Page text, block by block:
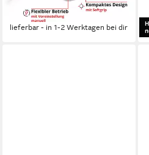
-20%
lieferbar - in 1-2 Werktagen bei dir